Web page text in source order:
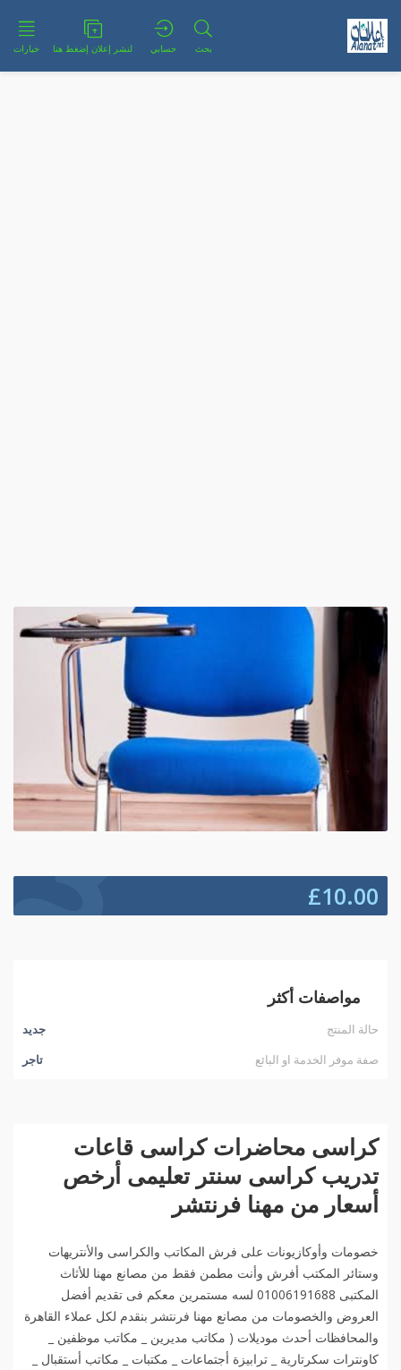
بحث حسابي لنشر إعلان إضغط هنا خيارات
£10.00
مواصفات أكثر
حالة المنتج
جديد
صفة موفر الخدمة او البائع
تاجر
كراسى محاضرات كراسى قاعات
تدريب كراسى سنتر تعليمى أرخص
أسعار من مهنا فرنتشر
خصومات وأوكازيونات على فرش المكاتب والكراسى والأنتريهات
وستائر المكتب أفرش وأنت مطمن فقط من مصانع مهنا للأثاث
المكتبى 01006191688 لسه مستمرين معكم فى تقديم أفضل
العروض والخصومات من مصانع مهنا فرنتشر بنقدم لكل عملاء القاهرة
والمحافظات أحدث موديلات ( مكاتب مديرين _ مكاتب موظفين _
كاونترات سكرتارية _ ترابيزة أجتماعات _ مكتبات _ مكاتب أستقبال _